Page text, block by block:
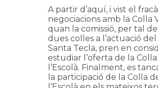
A partir d’aquí, i vist el
negociacions amb la Colla
quan la comissió, per tal
dues colles a l’actuació
Santa Tecla, pren en
estudiar l’oferta de la
l’Escolà. Finalment, es
la participació de la Colla